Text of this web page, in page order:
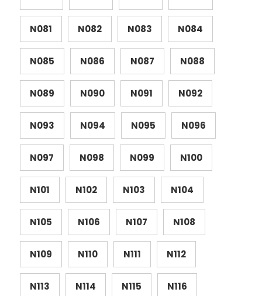
N081 N082 N083 N084
N085 N086 N087 N088
N089 N090 N091 N092
N093 N094 N095 N096
N097 N098 N099 N100
N101 N102 N103 N104
N105 N106 N107 N108
N109 N110 N111 N112
N113 N114 N115 N116